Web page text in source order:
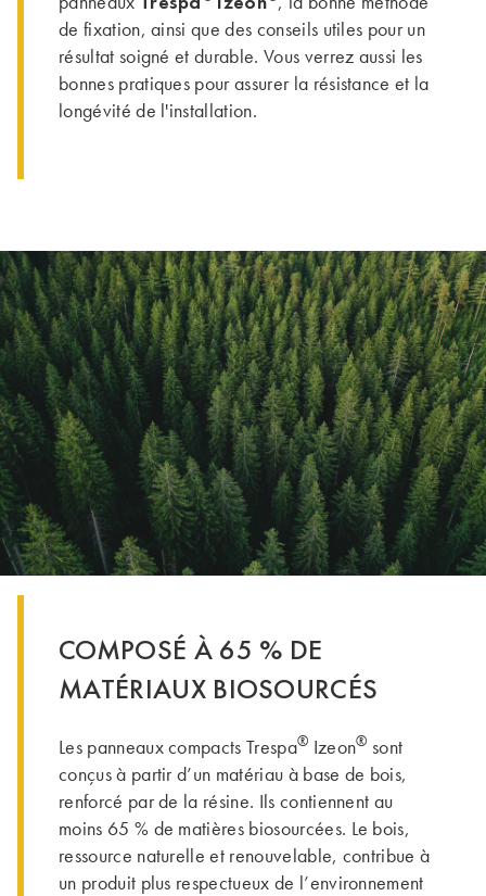
de fixation, ainsi que des conseils utiles pour un
résultat soigné et durable. Vous verrez aussi les
bonnes pratiques pour assurer la résistance et la
longévité de l'installation.
COMPOSÉ À 65 % DE
MATÉRIAUX BIOSOURCÉS
Les panneaux compacts Trespa® Izeon® sont
conçus à partir d’un matériau à base de bois,
renforcé par de la résine. Ils contiennent au
moins 65 % de matières biosourcées. Le bois,
ressource naturelle et renouvelable, contribue à
un produit plus respectueux de l’environnement